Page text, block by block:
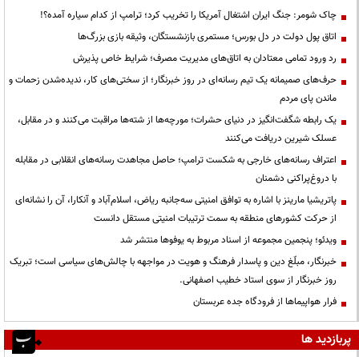
چاک شومر: جنگ ایران اشتغال آمریکا را تخریب کرد؛ ترامپ از کدام سیاره آمده؟!
اتاق پول دولت در دل بورس؛ مستمری بازنشستگان، وثیقه بازی بزرگ‌ها
رد ورود تمامی معتادان به اتاق‌های مدیریت مصرف؛ شرایط خاص پذیرش
حرف‌های صمیمانه یک تیم رسانه‌ای در روز خبرنگار؛ از سختی‌های کار، ندیده‌شدن زحمات و
ماندن پای مردم
یک رابطه شگفت‌انگیز در دنیای حشرات؛ مورچه‌ها از شته‌ها مراقبت می‌کنند و در مقابل،
عسلک شیرین دریافت می‌کنند
اعتراف رسانه‌های خارجی به شکست ترامپ؛ حاصل مجاهدت رسانه‌های انقلابی در مقابله
با دروغ‌پراکنی دشمنان
پاتریشیا مارینز با اشاره به توافق امنیتی سه‌جانبه ریاض، اسلام‌آباد و آنکارا، آن را نشانه‌ای
از حرکت کشورهای منطقه به سمت ترتیبات امنیتی مستقل دانست
ویدئو؛ پنجمین مجموعه از اسناد مربوط به یوفوها منتشر شد
خبرنگار، مبلّغ دین و پاسدار فرهنگ و هویت در مواجهه با چالش‌های سیاسی است؛ تبریک
روز خبرنگار از سوی استاد خطیب اصفهانی.
فرار هواپیماها از فرودگاه جده عربستان
پربازدید ها